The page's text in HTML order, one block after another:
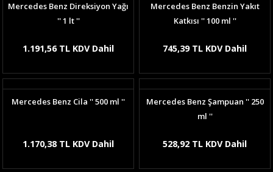
Mercedes Benz Direksiyon Yağı
'' 1 lt ''
1.191,56 TL KDV Dahil
Mercedes Benz Benzin Yakıt
Katkısı '' 100 ml ''
745,39 TL KDV Dahil
Mercedes Benz Cila '' 500 ml ''
1.170,38 TL KDV Dahil
Mercedes Benz Şampuan '' 250
ml ''
528,92 TL KDV Dahil